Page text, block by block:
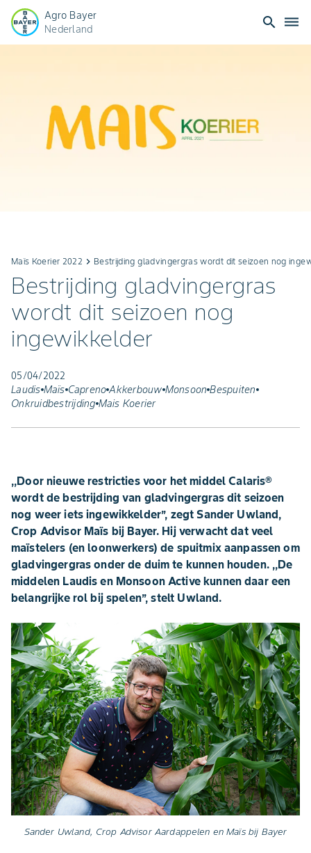
Agro Bayer
Nederland
search dehaze
Maïs Koerier 2022 keyboard_arrow_right Bestrijding gladvingergras wordt dit seizoen nog
Bestrijding gladvingergras
wordt dit seizoen nog
ingewikkelder
05/04/2022
Laudis Maïs Capreno Akkerbouw Monsoon Bespuiten
Onkruidbestrijding Mais Koerier
,,Door nieuwe restricties voor het middel Calaris®
wordt de bestrijding van gladvingergras dit seizoen
nog weer iets ingewikkelder’’, zegt Sander Uwland,
Crop Advisor Maïs bij Bayer. Hij verwacht dat veel
maïstelers (en loonwerkers) de spuitmix aanpassen om
gladvingergras onder de duim te kunnen houden. ,,De
middelen Laudis en Monsoon Active kunnen daar een
belangrijke rol bij spelen’’, stelt Uwland.
Sander Uwland, Crop Advisor Aardappelen en Maïs bij Bayer